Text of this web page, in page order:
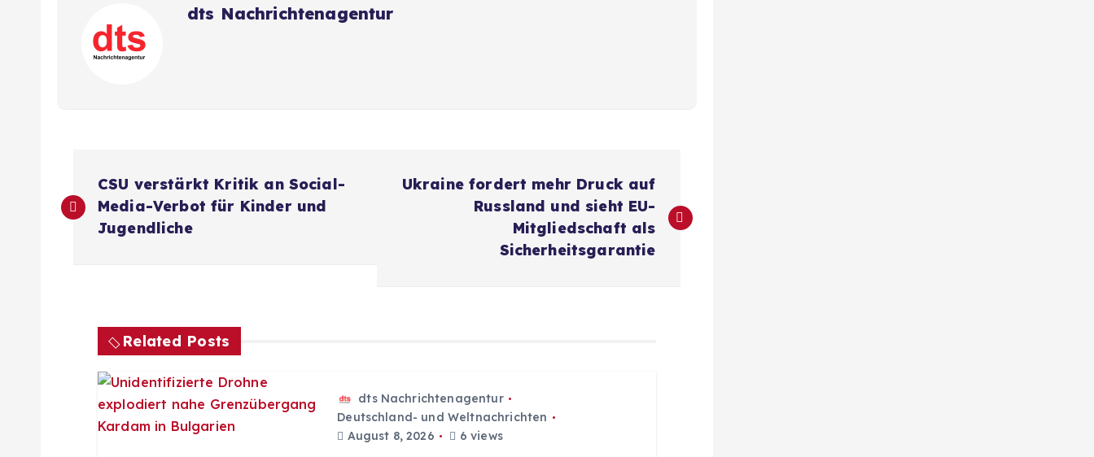
dts Nachrichtenagentur
e
CSU verstärkt Kritik an Social-
Media-Verbot für Kinder und
Jugendliche
Ukraine fordert mehr Druck auf
Russland und sieht EU-
Mitgliedschaft als
Sicherheitsgarantie
Related Posts
dts Nachrichtenagentur
Deutschland- und Weltnachrichten
August 8, 2026
6 views